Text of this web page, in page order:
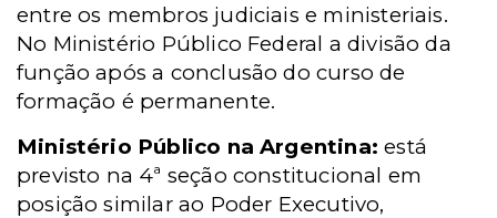
entre os membros judiciais e ministeriais.
No Ministério Público Federal a divisão da
função após a conclusão do curso de
formação é permanente.
Ministério Público na Argentina: está
previsto na 4ª seção constitucional em
posição similar ao Poder Executivo,